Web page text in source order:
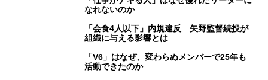
なれないのか
「会食4人以下」内規違反 矢野監督続投が
組織に与える影響とは
「V6」はなぜ、変わらぬメンバーで25年も
活動できたのか